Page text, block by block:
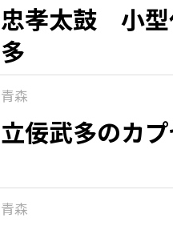
忠孝太鼓 小型
多
青森
立佞武多のカ
青森